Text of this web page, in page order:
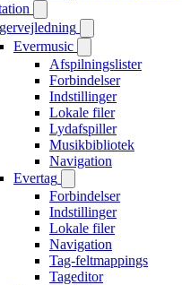
Evermusic
Afspilningslister
Forbindelser
Indstillinger
Lokale filer
Lydafspiller
Musikbibliotek
Navigation
Evertag
Forbindelser
Indstillinger
Lokale filer
Navigation
Tag-feltmappings
Tageditor